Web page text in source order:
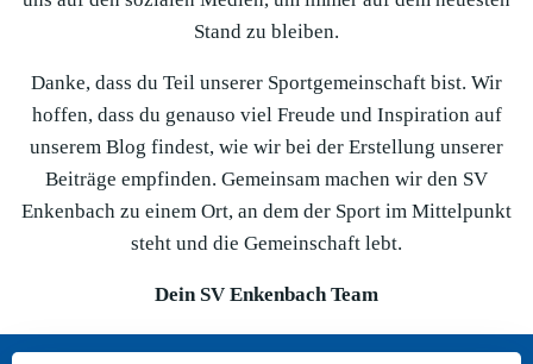
Stand zu bleiben.
Danke, dass du Teil unserer Sportgemeinschaft bist. Wir
hoffen, dass du genauso viel Freude und Inspiration auf
unserem Blog findest, wie wir bei der Erstellung unserer
Beiträge empfinden. Gemeinsam machen wir den SV
Enkenbach zu einem Ort, an dem der Sport im Mittelpunkt
steht und die Gemeinschaft lebt.
Dein SV Enkenbach Team